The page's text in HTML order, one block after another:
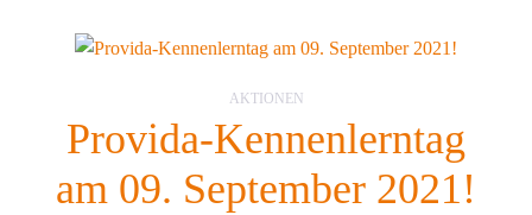
AKTIONEN
Provida-Kennenlerntag
am 09. September 2021!